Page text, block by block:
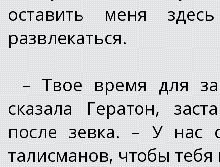
оставить меня
развлекаться.
– Твое время для
сказала Гератон,
после зевка. – У нас
талисманов, чтобы